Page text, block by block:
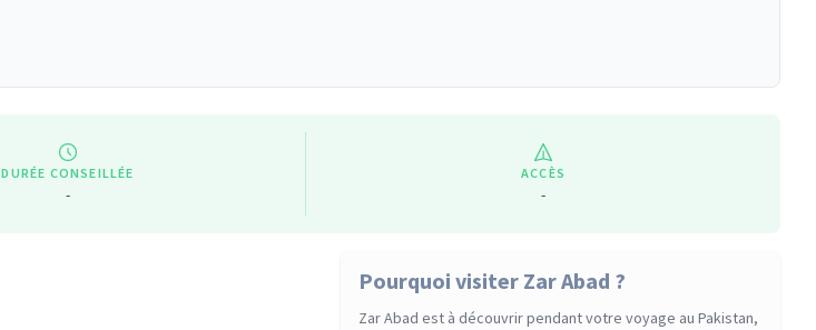
DURÉE CONSEILLÉE
-
ACCÈS
-
Pourquoi visiter Zar Abad ?
Zar Abad est à découvrir pendant votre voyage au Pakistan,